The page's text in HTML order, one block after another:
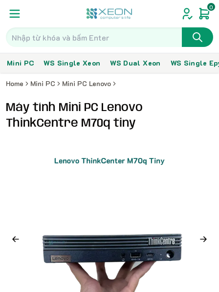
0
Mini PC WS Single Xeon WS Dual Xeon WS Single
Home Mini PC Mini PC Lenovo
Máy tính Mini PC Lenovo
ThinkCentre M70q tiny